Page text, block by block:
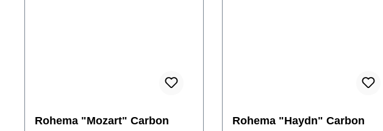
Rohema "Mozart" Carbon Rohema "Haydn" Carbon